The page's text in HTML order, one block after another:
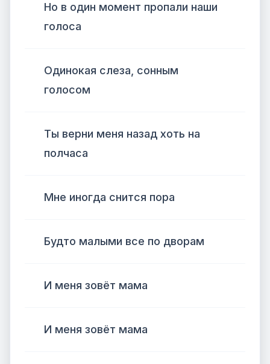
Но в один момент пропали наши
голоса
Одинокая слеза, сонным
голосом
Ты верни меня назад хоть на
полчаса
Мне иногда снится пора
Будто малыми все по дворам
И меня зовёт мама
И меня зовёт мама